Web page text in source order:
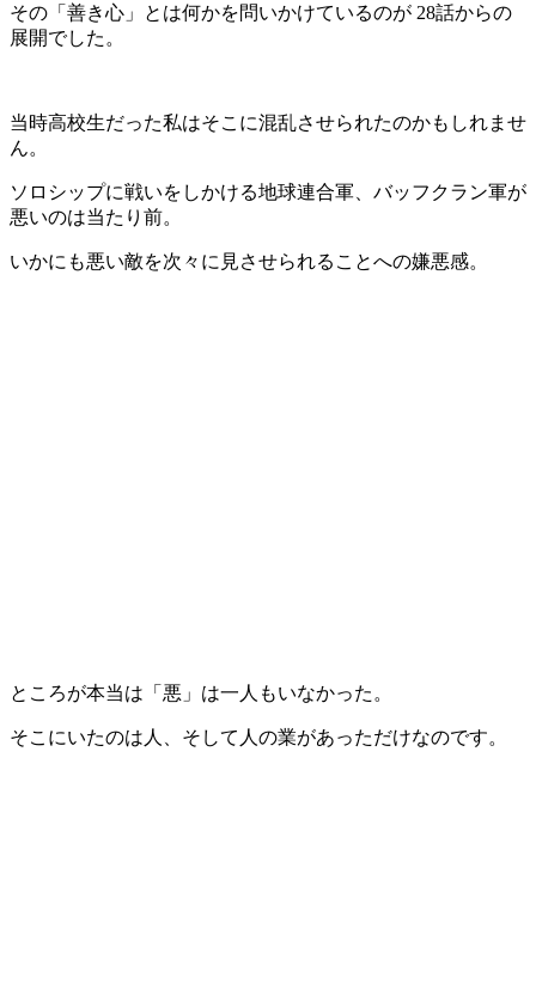
その「善き心」とは何かを問いかけているのが 28話からの
展開でした。
当時高校生だった私はそこに混乱させられたのかもしれませ
ん。
ソロシップに戦いをしかける地球連合軍、バッフクラン軍が
悪いのは当たり前。
いかにも悪い敵を次々に見させられることへの嫌悪感。
ところが本当は「悪」は一人もいなかった。
そこにいたのは人、そして人の業があっただけなのです。